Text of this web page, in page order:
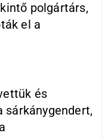
polgártárs,
el a
és